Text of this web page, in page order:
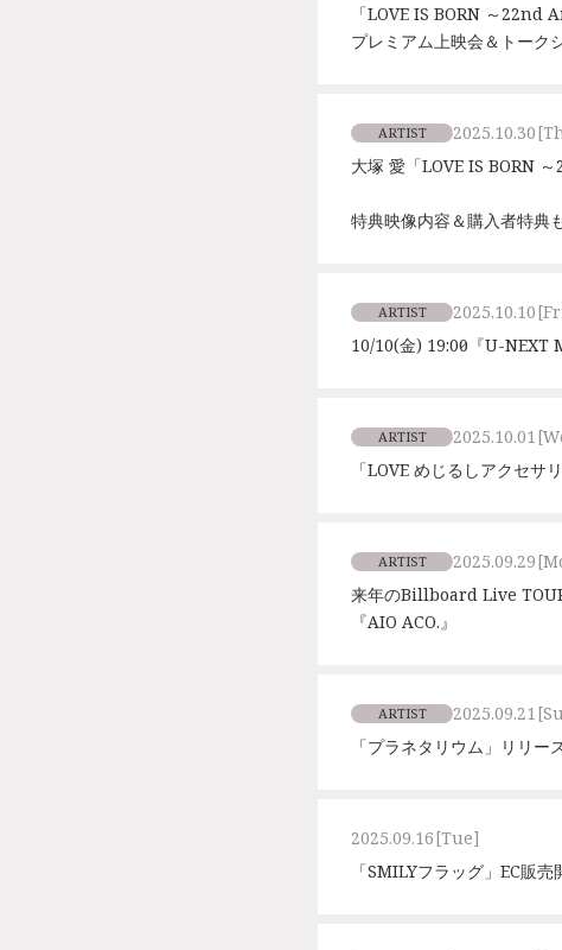
「LOVE IS BORN ～22nd
プレミアム上映会＆トーク
ARTIST 2025.10.30
大塚 愛「LOVE IS BORN
特典映像内容＆購入者特典
ARTIST 2025.10.10
10/10(金) 19:00～『U-
ARTIST 2025.10.01
「LOVE めじるしアクセサ
ARTIST 2025.09.29
来年のBillboard Live
『AIO ACO.』
ARTIST 2025.09.21
「プラネタリウム」リリ
2025.09.16[Tue]
「SMILYフラッグ」EC販売